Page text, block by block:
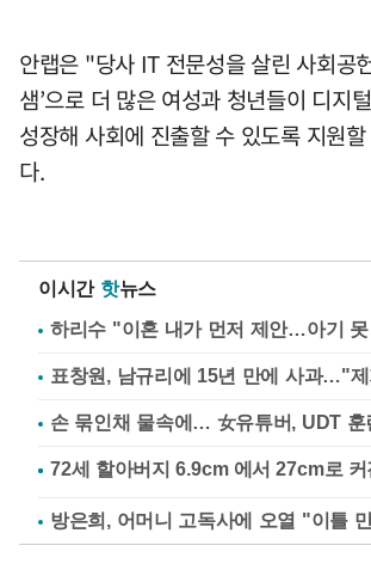
안랩은 "당사 IT 전문성을 살린 사회공
샘’으로 더 많은 여성과 청년들이 디지
성장해 사회에 진출할 수 있도록 지원
다.
이시간 핫뉴스
하리수 "이혼 내가 먼저 제안…아기
표창원, 남규리에 15년 만에 사과…"
손 묶인채 물속에… 女유튜버, UDT 훈
방은희, 어머니 고독사에 오열 "이틀